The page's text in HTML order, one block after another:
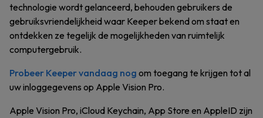
technologie wordt gelanceerd, behouden gebruikers de
gebruiksvriendelijkheid waar Keeper bekend om staat en
ontdekken ze tegelijk de mogelijkheden van ruimtelijk
computergebruik.
Probeer Keeper vandaag nog om toegang te krijgen tot al
uw inloggegevens op Apple Vision Pro.
Apple Vision Pro, iCloud Keychain, App Store en AppleID zijn